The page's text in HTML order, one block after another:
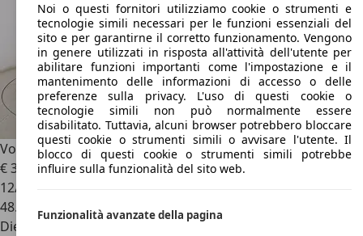
Volkswagen Golf GTD5p 2.0 tdi gtd dsg
€ 30.5001
12/2022
48.780 km
Diesel
Noi o questi fornitori utilizziamo cookie o strumenti e
tecnologie simili necessari per le funzioni essenziali del
sito e per garantirne il corretto funzionamento. Vengono
in genere utilizzati in risposta all'attività dell'utente per
abilitare funzioni importanti come l'impostazione e il
mantenimento delle informazioni di accesso o delle
preferenze sulla privacy. L'uso di questi cookie o
tecnologie simili non può normalmente essere
disabilitato. Tuttavia, alcuni browser potrebbero bloccare
questi cookie o strumenti simili o avvisare l'utente. Il
blocco di questi cookie o strumenti simili potrebbe
influire sulla funzionalità del sito web.
Funzionalità avanzate della pagina